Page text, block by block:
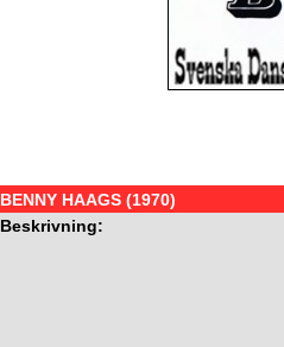
BENNY HAAGS (1970)
Beskrivning: